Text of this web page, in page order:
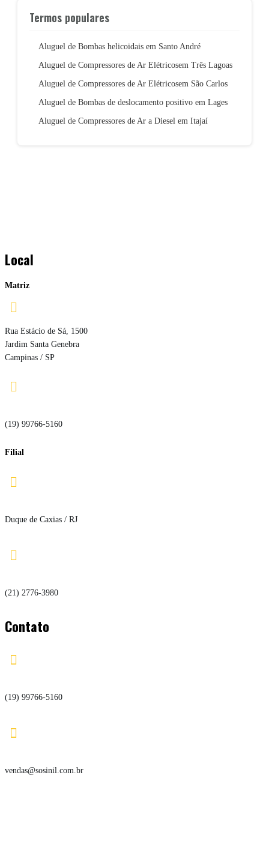
Termos populares
Aluguel de Bombas helicoidais em Santo André
Aluguel de Compressores de Ar Elétricosem Três Lagoas
Aluguel de Compressores de Ar Elétricosem São Carlos
Aluguel de Bombas de deslocamento positivo em Lages
Aluguel de Compressores de Ar a Diesel em Itajaí
Local
Matriz

Rua Estácio de Sá, 1500
Jardim Santa Genebra
Campinas / SP

(19) 99766-5160
Filial

Duque de Caxias / RJ

(21) 2776-3980
Contato

(19) 99766-5160

vendas@sosinil.com.br